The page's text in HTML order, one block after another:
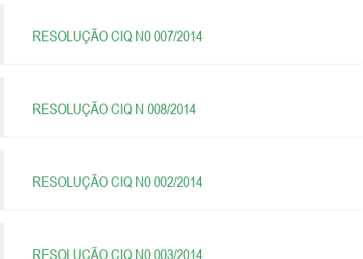
RESOLUÇÃO CIQ N0 007/2014
RESOLUÇÃO CIQ N 008/2014
RESOLUÇÃO CIQ N0 002/2014
RESOLUÇÃO CIQ N0 003/2014